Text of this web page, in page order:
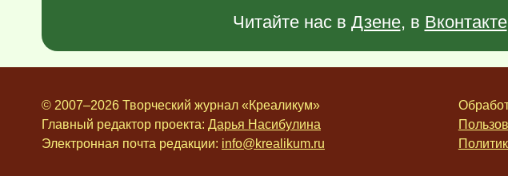
Читайте нас в Дзене, в Вконтакте
© 2007–2026 Творческий журнал «Креаликум»
Главный редактор проекта: Дарья Насибулина
Электронная почта редакции: info@krealikum.ru